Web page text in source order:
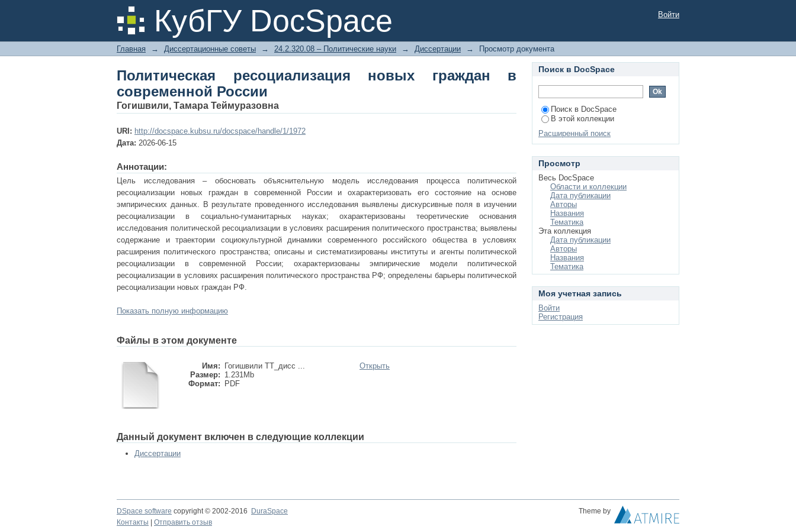
КубГУ DocSpace
Политическая ресоциализация новых граждан в современной России Войти
Главная → Диссертационные советы → 24.2.320.08 – Политические науки → Диссертации → Просмотр документа
Политическая ресоциализация новых граждан в
современной России
Гогишвили, Тамара Теймуразовна
URI: http://docspace.kubsu.ru/docspace/handle/1/1972
Дата: 2026-06-15
Аннотации:
Цель исследования – обосновать объяснительную модель исследования процесса политической
ресоциализации новых граждан в современной России и охарактеризовать его состояние на основе
эмпирических данных. В результате проведенного исследования выявлены дискурсивные поля в изучении
ресоциализации в социально-гуманитарных науках; охарактеризованы теоретические основания
исследования политической ресоциализации в условиях расширения политического пространства; выявлены
содержание и траектории социокультурной динамики современного российского общества в условиях
расширения политического пространства; описаны и систематизированы институты и агенты политической
ресоциализации в современной России; охарактеризованы эмпирические модели политической
ресоциализации в условиях расширения политического пространства РФ; определены барьеры политической
ресоциализации новых граждан РФ.
Показать полную информацию
Файлы в этом документе
Имя:
Гогишвили ТТ_дисс ...
Размер: 1.231Mb
Формат:
PDF
Открыть
Данный документ включен в следующие коллекции
Диссертации
Поиск в DocSpace
Поиск в DocSpace
В этой коллекции
Расширенный поиск
Просмотр
Весь DocSpace
Области и коллекции
Дата публикации
Авторы
Названия
Тематика
Эта коллекция
Дата публикации
Авторы
Названия
Тематика
Моя учетная запись
Войти
Регистрация
DSpace software copyright © 2002-2016 DuraSpace
Theme by
Контакты
Отправить отзыв